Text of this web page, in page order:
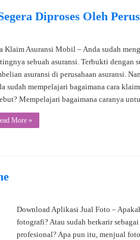
Diproses Oleh
Klaim Asuransi Mobil – Anda sudah
sebuah asuransi. Terbukti dengan
asuransi di perusahaan asuransi.
sudah mempelajari bagaimana cara
Mempelajari bagaimana caranya
More »
Download Aplikasi Jual Foto –
fotografi? Atau sudah berkarir
profesional? Apa pun itu, menjual